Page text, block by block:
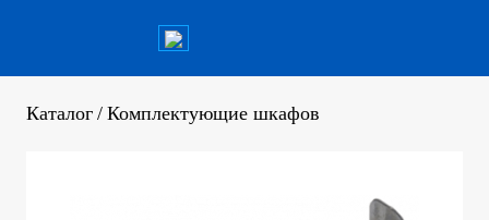
Каталог / Комплектующие шкафов